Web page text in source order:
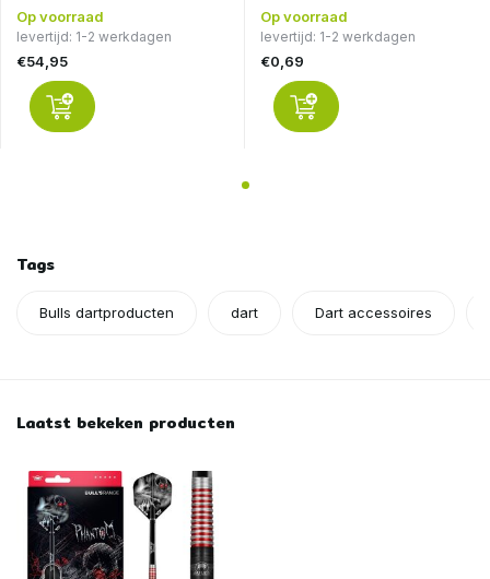
Op voorraad
levertijd: 1-2 werkdagen
€54,95
Op voorraad
levertijd: 1-2 werkdagen
€0,69
Tags
Bulls dartproducten dart Dart accessoires
Laatst bekeken producten